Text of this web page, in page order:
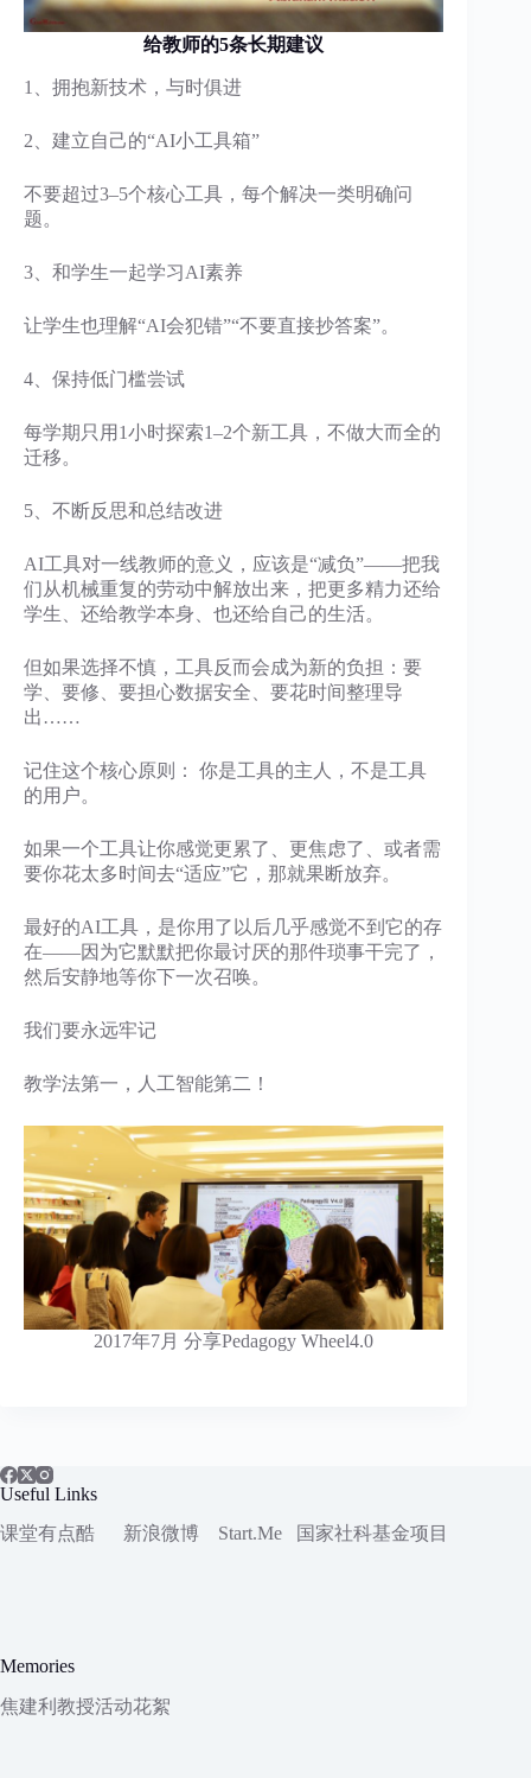
给教师的5条长期建议
1、拥抱新技术，与时俱进
2、建立自己的“AI小工具箱”
不要超过3–5个核心工具，每个解决一类明确问
题。
3、和学生一起学习AI素养
让学生也理解“AI会犯错”“不要直接抄答案”。
4、保持低门槛尝试
每学期只用1小时探索1–2个新工具，不做大而全的
迁移。
5、不断反思和总结改进
AI工具对一线教师的意义，应该是“减负”——把我
们从机械重复的劳动中解放出来，把更多精力还给
学生、还给教学本身、也还给自己的生活。
但如果选择不慎，工具反而会成为新的负担：要
学、要修、要担心数据安全、要花时间整理导
出……
记住这个核心原则： 你是工具的主人，不是工具
的用户。
如果一个工具让你感觉更累了、更焦虑了、或者需
要你花太多时间去“适应”它，那就果断放弃。
最好的AI工具，是你用了以后几乎感觉不到它的存
在——因为它默默把你最讨厌的那件琐事干完了，
然后安静地等你下一次召唤。
我们要永远牢记
教学法第一，人工智能第二！
2017年7月 分享Pedagogy Wheel4.0
Useful Links
课堂有点酷
新浪微博 Start.Me 国家社科基金项目
Memories
焦建利教授活动花絮